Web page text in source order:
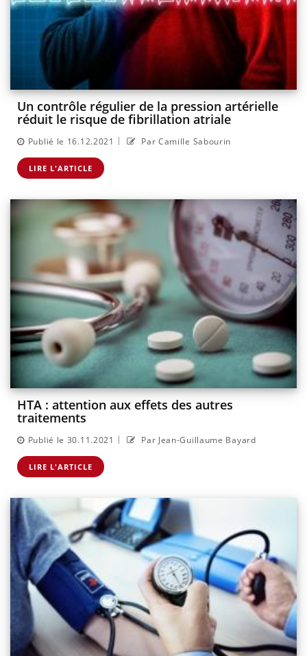
Un contrôle régulier de la pression artérielle
réduit le risque de fibrillation atriale
Publié le 16.12.2021 | Par Camille Sabourin
LIRE L'ARTICLE
HTA : attention aux effets des autres
traitements
Publié le 30.11.2021 | Par Jean-Guillaume Bayard
LIRE L'ARTICLE